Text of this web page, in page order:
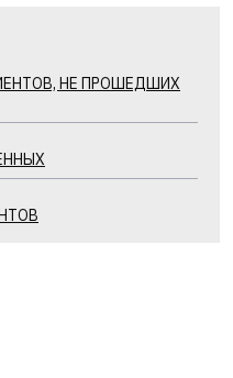
НЕ ПРОШЕДШИХ